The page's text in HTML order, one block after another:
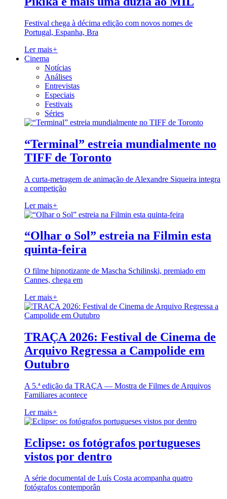
Festival chega à décima edição com novos nomes de
Portugal, Espanha, Bra
Ler mais+
Cinema
Notícias
Análises
Entrevistas
Especiais
Festivais
Séries
“Terminal” estreia mundialmente no
TIFF de Toronto
A curta-metragem de animação de Alexandre Siqueira integra
a competição
Ler mais+
“Olhar o Sol” estreia na Filmin esta
quinta-feira
O filme hipnotizante de Mascha Schilinski, premiado em
Cannes, chega em
Ler mais+
TRAÇA 2026: Festival de Cinema de
Arquivo Regressa a Campolide em
Outubro
A 5.ª edição da TRAÇA — Mostra de Filmes de Arquivos
Familiares acontece
Ler mais+
Eclipse: os fotógrafos portugueses
vistos por dentro
A série documental de Luís Costa acompanha quatro
fotógrafos contemporân